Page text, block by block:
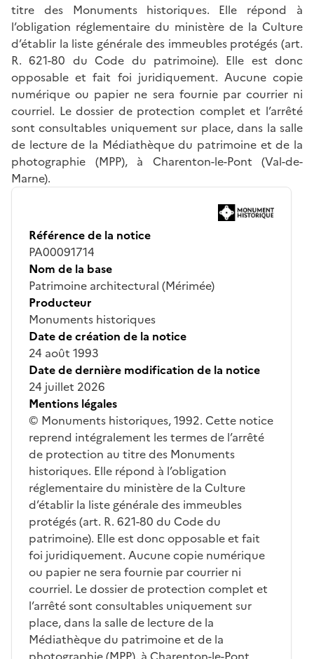
titre des Monuments historiques. Elle répond à
l’obligation réglementaire du ministère de la Culture
d’établir la liste générale des immeubles protégés (art.
R. 621-80 du Code du patrimoine). Elle est donc
opposable et fait foi juridiquement. Aucune copie
numérique ou papier ne sera fournie par courrier ni
courriel. Le dossier de protection complet et l’arrêté
sont consultables uniquement sur place, dans la salle
de lecture de la Médiathèque du patrimoine et de la
photographie (MPP), à Charenton-le-Pont (Val-de-
Marne).
Référence de la notice
PA00091714
Nom de la base
Patrimoine architectural (Mérimée)
Producteur
Monuments historiques
Date de création de la notice
24 août 1993
Date de dernière modification de la notice
24 juillet 2026
Mentions légales
© Monuments historiques, 1992. Cette notice
reprend intégralement les termes de l’arrêté
de protection au titre des Monuments
historiques. Elle répond à l’obligation
réglementaire du ministère de la Culture
d’établir la liste générale des immeubles
protégés (art. R. 621-80 du Code du
patrimoine). Elle est donc opposable et fait
foi juridiquement. Aucune copie numérique
ou papier ne sera fournie par courrier ni
courriel. Le dossier de protection complet et
l’arrêté sont consultables uniquement sur
place, dans la salle de lecture de la
Médiathèque du patrimoine et de la